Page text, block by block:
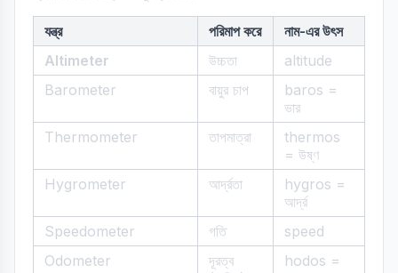
যন্ত্র পরিমাপ করে
নাম-এর উৎস
Altimeter
উচ্চতা
altitude
Barometer
বায়ুর চাপ
baros =
ভার
Thermometer
তাপমাত্রা
thermos
= উষ্ণ
Hygrometer
আর্দ্রতা
hygros =
আর্দ্র
Speedometer
গতি
speed
Odometer
দূরত্ব
hodos =